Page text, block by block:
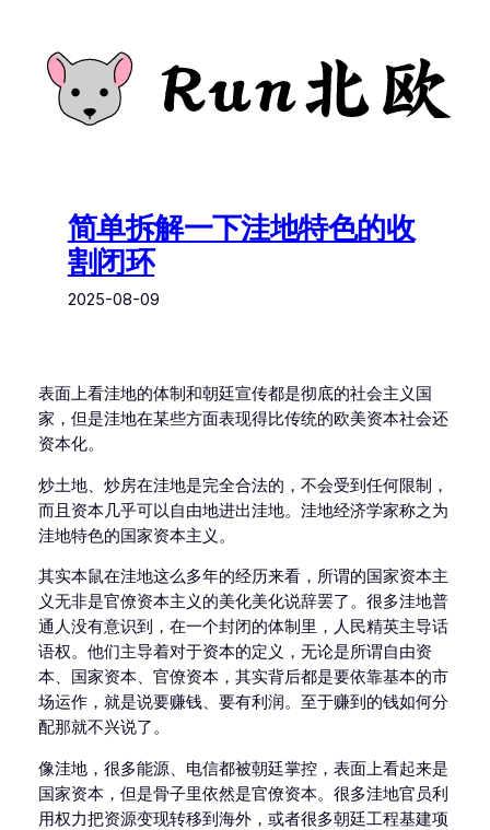
简单拆解一下洼地特色的收
割闭环
2025-08-09
表面上看洼地的体制和朝廷宣传都是彻底的社会主义国
家，但是洼地在某些方面表现得比传统的欧美资本社会还
资本化。
炒土地、炒房在洼地是完全合法的，不会受到任何限制，
而且资本几乎可以自由地进出洼地。洼地经济学家称之为
洼地特色的国家资本主义。
其实本鼠在洼地这么多年的经历来看，所谓的国家资本主
义无非是官僚资本主义的美化美化说辞罢了。很多洼地普
通人没有意识到，在一个封闭的体制里，人民精英主导话
语权。他们主导着对于资本的定义，无论是所谓自由资
本、国家资本、官僚资本，其实背后都是要依靠基本的市
场运作，就是说要赚钱、要有利润。至于赚到的钱如何分
配那就不兴说了。
像洼地，很多能源、电信都被朝廷掌控，表面上看起来是
国家资本，但是骨子里依然是官僚资本。很多洼地官员利
用权力把资源变现转移到海外，或者很多朝廷工程基建项